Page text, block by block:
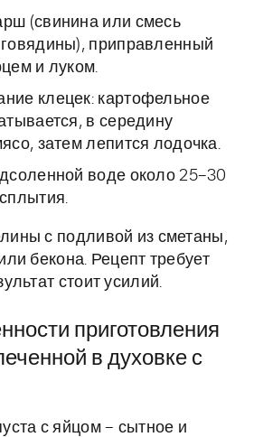
(свинина или смесь
приправленный
и луком.
клецек: картофельное
в середину
затем лепится лодочка.
воде около 25–30
с подливой из сметаны,
бекона. Рецепт требует
стоит усилий.
приготовления
в духовке с
с яйцом – сытное и